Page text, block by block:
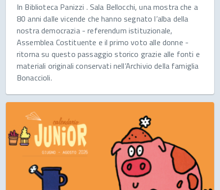
In Biblioteca Panizzi . Sala Bellocchi, una mostra che a
80 anni dalle vicende che hanno segnato l’alba della
nostra democrazia - referendum istituzionale,
Assemblea Costituente e il primo voto alle donne -
ritorna su questo passaggio storico grazie alle fonti e
materiali originali conservati nell’Archivio della famiglia
Bonaccioli.